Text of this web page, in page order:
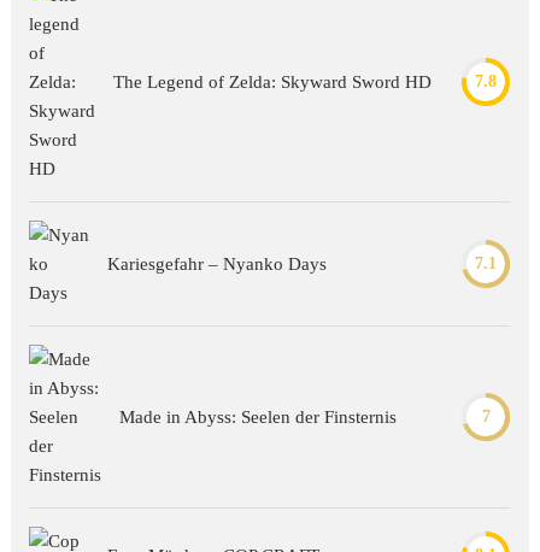
The Legend of Zelda: Skyward Sword HD 7.8
Kariesgefahr – Nyanko Days 7.1
Made in Abyss: Seelen der Finsternis 7